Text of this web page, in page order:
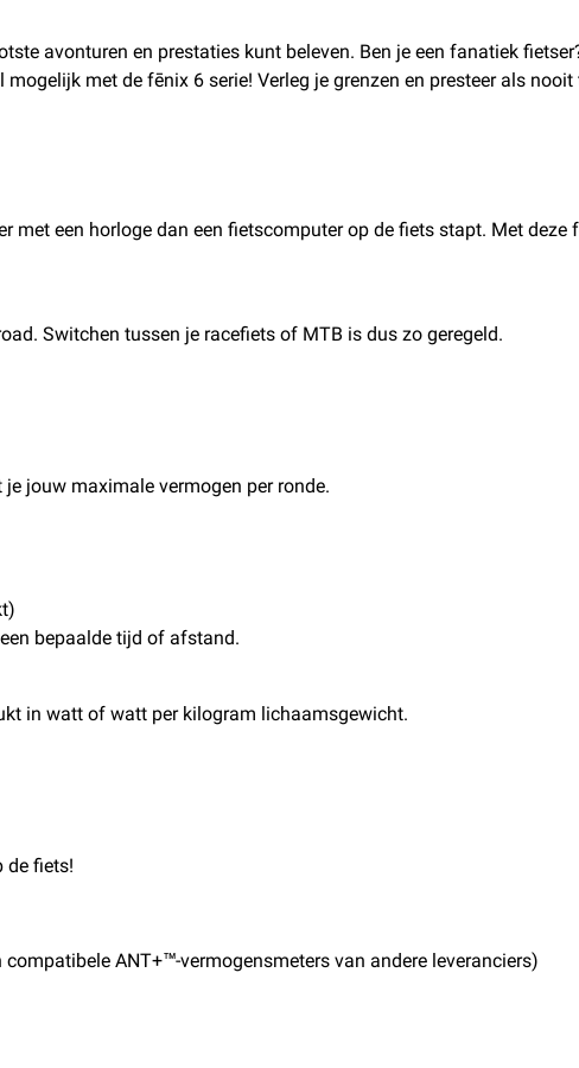
avonturen en prestaties kunt beleven. Ben je een fanatiek
met de fēnix 6 serie! Verleg je grenzen en presteer als nooit
een horloge dan een fietscomputer op de fiets stapt. Met deze
Switchen tussen je racefiets of MTB is dus zo geregeld.
jouw maximale vermogen per ronde.
bepaalde tijd of afstand.
in watt of watt per kilogram lichaamsgewicht.
de fiets!
ANT+™-vermogensmeters van andere leveranciers)